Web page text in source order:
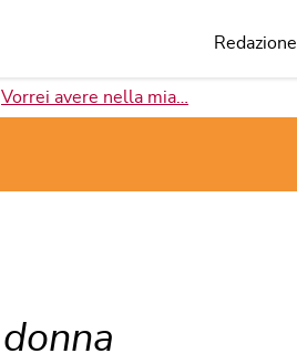
Redazione
Vorrei avere nella mia…